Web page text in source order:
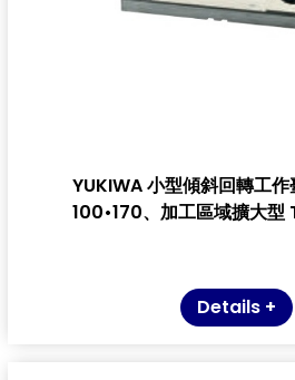
YUKIWA 小型傾斜回轉工
100•170、加工區域擴大型
Details +